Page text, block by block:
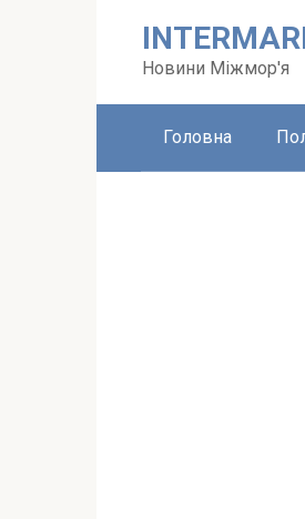
Новини Міжмор'я
Головна